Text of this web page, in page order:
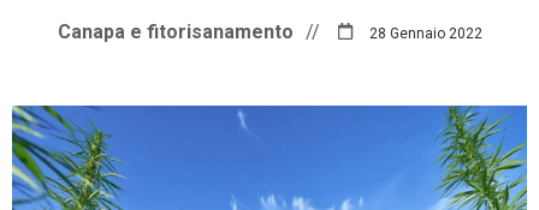
Canapa e fitorisanamento // 28 Gennaio 2022